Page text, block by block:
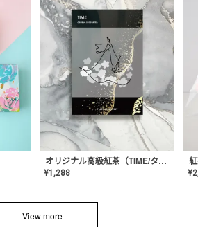
オリジナル高級紅茶（TIME/タイム）【ギフト/プチギフト/プレゼント/内祝い/結婚式/オリジナル配合/高品質/ハーブティー/茶葉/記念日/お返し/手土産/美容/おしゃれ】
¥1,288 ¥
View more